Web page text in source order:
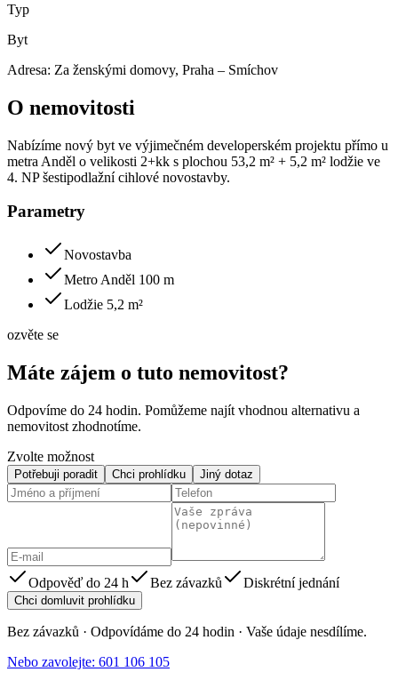
Typ
Byt
Adresa: Za ženskými domovy, Praha – Smíchov
O nemovitosti
Nabízíme nový byt ve výjimečném developerském projektu přímo u
metra Anděl o velikosti 2+kk s plochou 53,2 m² + 5,2 m² lodžie ve
4. NP šestipodlažní cihlové novostavby.
Parametry
Novostavba
Metro Anděl 100 m
Lodžie 5,2 m²
ozvěte se
Máte zájem o tuto nemovitost?
Odpovíme do 24 hodin. Pomůžeme najít vhodnou alternativu a
nemovitost zhodnotíme.
Zvolte možnost
Potřebuji poradit Chci prohlídku Jiný dotaz
Odpověď do 24 h Bez závazků Diskrétní jednání
Chci domluvit prohlídku
Bez závazků · Odpovídáme do 24 hodin · Vaše údaje nesdílíme.
Nebo zavolejte: 601 106 105